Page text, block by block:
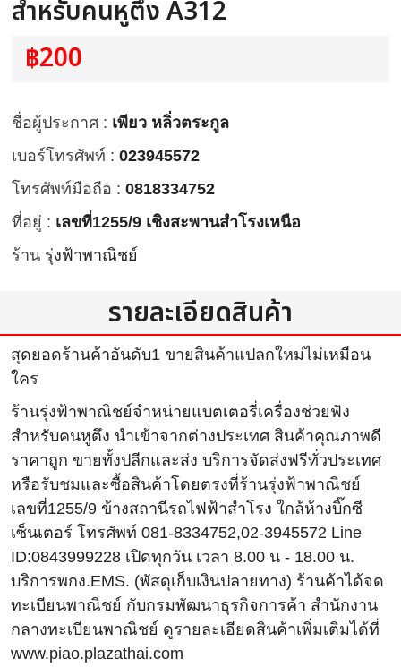
สำหรับคนหูตึง A312
฿200
ชื่อผู้ประกาศ : เพียว หลิ่วตระกูล
เบอร์โทรศัพท์ : 023945572
โทรศัพท์มือถือ : 0818334752
ที่อยู่ : เลขที่1255/9 เชิงสะพานสำโรงเหนือ
ร้าน รุ่งฟ้าพาณิชย์
รายละเอียดสินค้า
สุดยอดร้านค้าอันดับ1 ขายสินค้าแปลกใหม่ไม่เหมือน
ใคร
ร้านรุ่งฟ้าพาณิชย์จำหน่ายแบตเตอรี่เครื่องช่วยฟัง
สำหรับคนหูตึง นำเข้าจากต่างประเทศ สินค้าคุณภาพดี
ราคาถูก ขายทั้งปลีกและส่ง บริการจัดส่งฟรีทั่วประเทศ
หรือรับชมและซื้อสินค้าโดยตรงที่ร้านรุ่งฟ้าพาณิชย์
เลขที่1255/9 ข้างสถานีรถไฟฟ้าสำโรง ใกล้ห้างบิ๊กซี
เซ็นเตอร์ โทรศัพท์ 081-8334752,02-3945572 Line
ID:0843999228 เปิดทุกวัน เวลา 8.00 น - 18.00 น.
บริการพกง.EMS. (พัสดุเก็บเงินปลายทาง) ร้านค้าได้จด
ทะเบียนพาณิชย์ กับกรมพัฒนาธุรกิจการค้า สํานักงาน
กลางทะเบียนพาณิชย์ ดูรายละเอียดสินค้าเพิ่มเติมได้ที่
www.piao.plazathai.com